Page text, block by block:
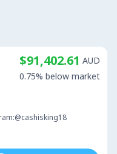
$91,402.61 AUD
0.75% below market